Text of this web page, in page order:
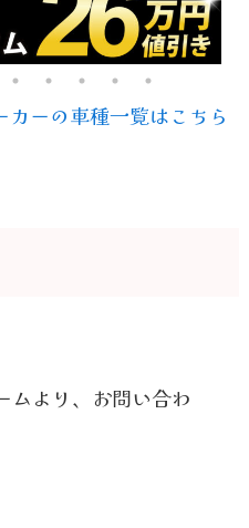
カーの車種一覧はこちら
ムより、お問い合わ